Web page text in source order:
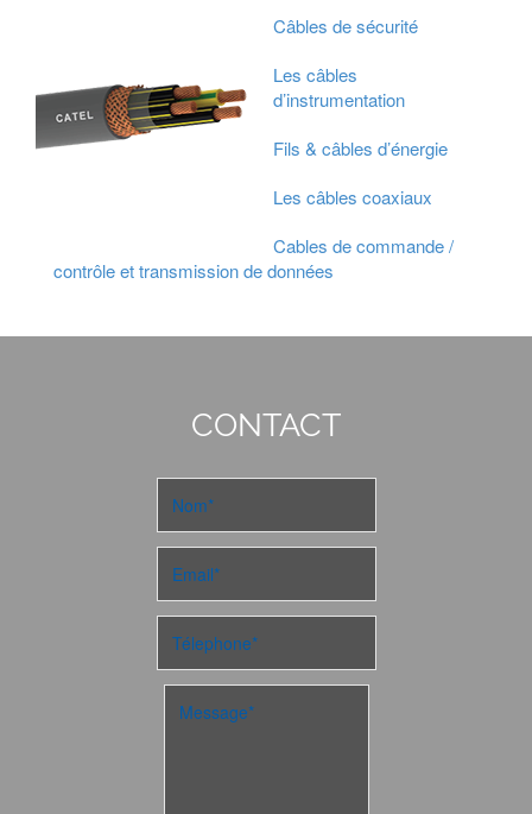
Câbles de sécurité
Les câbles
d’instrumentation
Fils & câbles d’énergie
Les câbles coaxiaux
Cables de commande /
contrôle et transmission de données
CONTACT